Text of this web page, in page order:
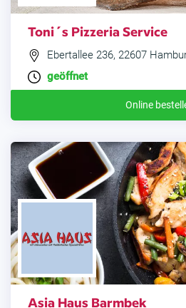
Toni´s Pizzeria Service
Ebertallee 236, 22607
geöffnet
Online
Asia Haus Barmbek